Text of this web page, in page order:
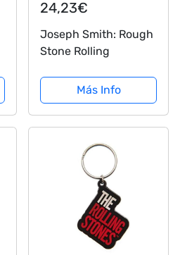
24,23€
Joseph Smith: Rough
Stone Rolling
Más Info